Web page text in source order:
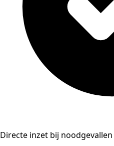
Directe inzet bij noodgevallen